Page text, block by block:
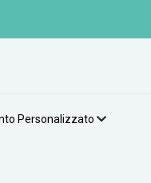
Personalizzato